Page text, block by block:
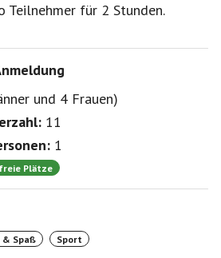
Teilnehmer für 2 Stunden.
und 4 Frauen)
11
1
Plätze
& Spaß Sport